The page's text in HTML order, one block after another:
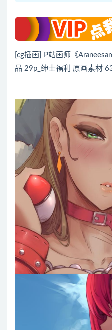
[cg插画] P站画师《
品 29p_绅士福利 原画素材